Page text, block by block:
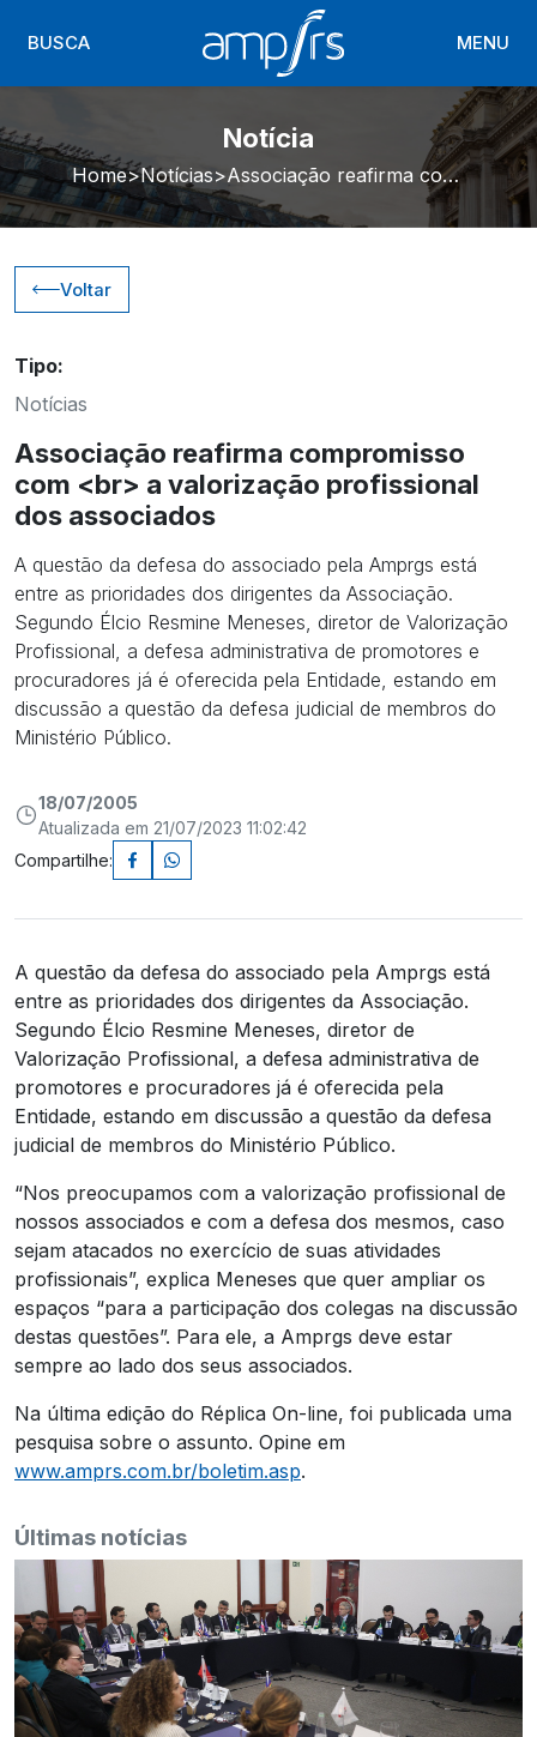
BUSCA MENU
Notícia
Home Notícias Associação reafirma compromisso com <br> a valorização profissional dos associados
Voltar
Tipo:
Notícias
Associação reafirma compromisso
com <br> a valorização profissional
dos associados
A questão da defesa do associado pela Amprgs está
entre as prioridades dos dirigentes da Associação.
Segundo Élcio Resmine Meneses, diretor de Valorização
Profissional, a defesa administrativa de promotores e
procuradores já é oferecida pela Entidade, estando em
discussão a questão da defesa judicial de membros do
Ministério Público.
18/07/2005
Atualizada em 21/07/2023 11:02:42
Compartilhe:
A questão da defesa do associado pela Amprgs está
entre as prioridades dos dirigentes da Associação.
Segundo Élcio Resmine Meneses, diretor de
Valorização Profissional, a defesa administrativa de
promotores e procuradores já é oferecida pela
Entidade, estando em discussão a questão da defesa
judicial de membros do Ministério Público.
“Nos preocupamos com a valorização profissional de
nossos associados e com a defesa dos mesmos, caso
sejam atacados no exercício de suas atividades
profissionais”, explica Meneses que quer ampliar os
espaços “para a participação dos colegas na discussão
destas questões”. Para ele, a Amprgs deve estar
sempre ao lado dos seus associados.
Na última edição do Réplica On-line, foi publicada uma
pesquisa sobre o assunto. Opine em
www.amprs.com.br/boletim.asp.
Últimas notícias